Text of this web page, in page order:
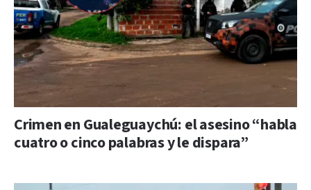
Crimen en Gualeguaychú: el asesino “habla
cuatro o cinco palabras y le dispara”